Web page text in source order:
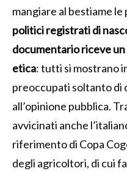
mangiare al bestiame
politici registrati di
documentario riceve
etica: tutti si mostrano
preoccupati soltanto di
all’opinione pubblica.
avvicinati anche
riferimento di Copa
degli agricoltori, di cui